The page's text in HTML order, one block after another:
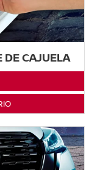
DE CAJUELA